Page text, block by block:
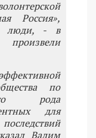
Россия»,
люди, - в
по
рода
для
Вадим